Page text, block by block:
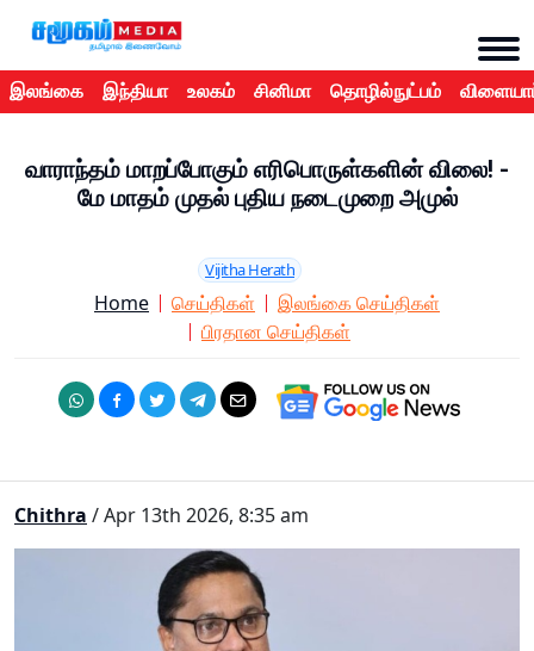
இலங்கை இந்தியா உலகம் சினிமா தொழில்நுட்பம்
வாராந்தம் மாறப்போகும் எரிபொருள்களின் விலை! -
மே மாதம் முதல் புதிய நடைமுறை அமுல்
Vijitha Herath
Home செய்திகள்
இலங்கை செய்திகள்
பிரதான செய்திகள்
Chithra / Apr 13th 2026, 8:35 am